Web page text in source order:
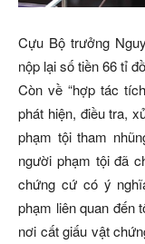
Cựu Bộ trưởng
nộp lại số tiền 66 tỉ
Còn về “hợp tác
phát hiện, điều tra,
phạm tội tham
người phạm tội đã
chứng cứ có ý
phạm liên quan đến
nơi cất giấu vật